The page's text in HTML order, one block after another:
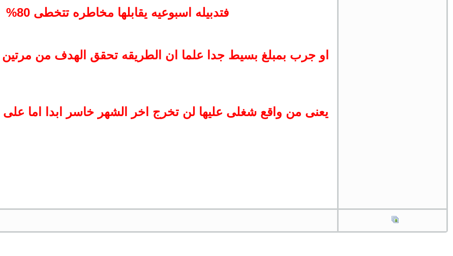
فتدبيله اسبوعيه يقابلها مخاطره تتخطى 80%
او جرب بمبلغ بسيط جدا علما ان الطريقه تحقق الهدف من مرتين الى 4 مرات
يعنى من واقع شغلى عليها لن تخرج اخر الشهر خاسر ابدا اما